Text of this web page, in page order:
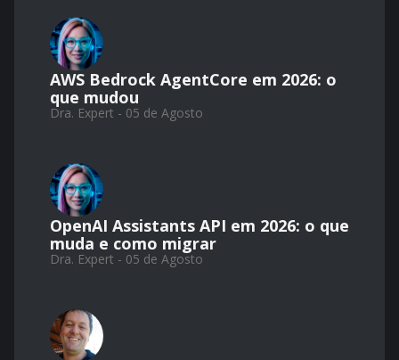
AWS Bedrock AgentCore em 2026: o
que mudou
Dra. Expert - 05 de Agosto
OpenAI Assistants API em 2026: o que
muda e como migrar
Dra. Expert - 05 de Agosto